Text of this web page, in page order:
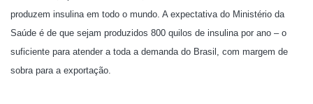
produzem insulina em todo o mundo. A expectativa do Ministério da
Saúde é de que sejam produzidos 800 quilos de insulina por ano – o
suficiente para atender a toda a demanda do Brasil, com margem de
sobra para a exportação.